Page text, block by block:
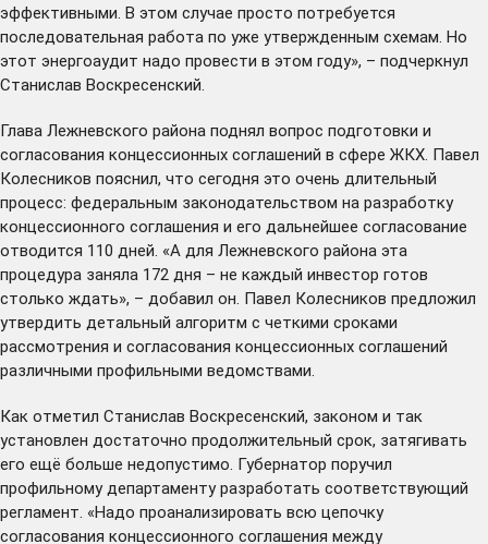
эффективными. В этом случае просто потребуется
последовательная работа по уже утвержденным схемам. Но
этот энергоаудит надо провести в этом году», – подчеркнул
Станислав Воскресенский.
Глава Лежневского района поднял вопрос подготовки и
согласования концессионных соглашений в сфере ЖКХ. Павел
Колесников пояснил, что сегодня это очень длительный
процесс: федеральным законодательством на разработку
концессионного соглашения и его дальнейшее согласование
отводится 110 дней. «А для Лежневского района эта
процедура заняла 172 дня – не каждый инвестор готов
столько ждать», – добавил он. Павел Колесников предложил
утвердить детальный алгоритм с четкими сроками
рассмотрения и согласования концессионных соглашений
различными профильными ведомствами.
Как отметил Станислав Воскресенский, законом и так
установлен достаточно продолжительный срок, затягивать
его ещё больше недопустимо. Губернатор поручил
профильному департаменту разработать соответствующий
регламент. «Надо проанализировать всю цепочку
согласования концессионного соглашения между